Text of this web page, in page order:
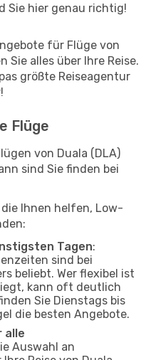
Sie hier genau richtig!
für Flüge von
Sie alles über Ihre Reise.
größte Reiseagentur
Flüge
von Duala (DLA)
sind Sie finden bei
Ihnen helfen, Low-
Tagen:
sind bei
beliebt. Wer flexibel ist
kann oft deutlich
Sie Dienstags bis
die besten Angebote.
alle
Auswahl an